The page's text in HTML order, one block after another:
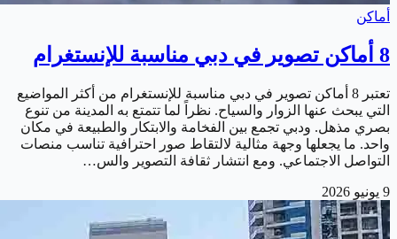
أماكن
8 أماكن تصوير في دبي مناسبة للإنستغرام
تعتبر 8 أماكن تصوير في دبي مناسبة للإنستغرام من أكثر المواضيع
التي يبحث عنها الزوار والسياح. نظراً لما تتمتع به المدينة من تنوع
بصري مذهل. ودبي تجمع بين الفخامة والابتكار والطبيعة في مكان
واحد. ما يجعلها وجهة مثالية لالتقاط صور احترافية تناسب منصات
التواصل الاجتماعي. ومع انتشار ثقافة التصوير والس…
9 يونيو 2026